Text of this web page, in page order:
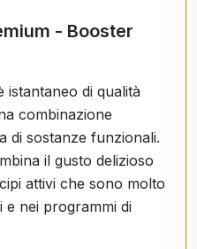
- Booster
istantaneo di qualità
combinazione
di sostanze funzionali.
il gusto delizioso
attivi che sono molto
e nei programmi di